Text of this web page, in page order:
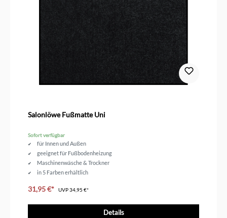
Salonlöwe Fußmatte Uni
Sofort verfügbar
für Innen und Außen
geeignet für Fußbodenheizung
Maschinenwäsche & Trockner
in 5 Farben erhältlich
31,95 €* UVP34,95 €*
Details